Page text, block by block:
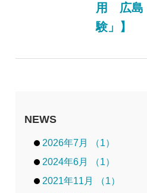
用 広島
験」】
NEWS
2026年7月 （1）
2024年6月 （1）
2021年11月 （1）